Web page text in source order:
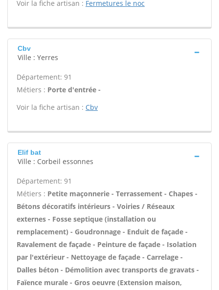
Voir la fiche artisan : Fermetures le noc
Cbv
Ville : Yerres
Département: 91
Métiers : Porte d'entrée -
Voir la fiche artisan : Cbv
Elif bat
Ville : Corbeil essonnes
Département: 91
Métiers : Petite maçonnerie - Terrassement - Chapes -
Bétons décoratifs intérieurs - Voiries / Réseaux
externes - Fosse septique (installation ou
remplacement) - Goudronnage - Enduit de façade -
Ravalement de façade - Peinture de façade - Isolation
par l'extérieur - Nettoyage de façade - Carrelage -
Dalles béton - Démolition avec transports de gravats -
Faïence murale - Gros oeuvre (Extension maison,